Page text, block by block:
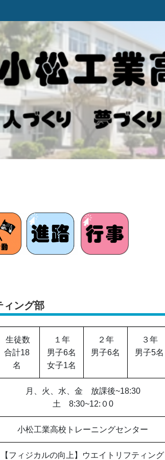
ィング部
生徒数
合計18
名
１年
男子6名
女子1名
２年
男子6名
３年
男子5名
月、火、水、金 放課後~18:30
土 8:30~12:０0
小松工業高校トレーニングセンター
【フィジカルの向上】ウエイトリフティング